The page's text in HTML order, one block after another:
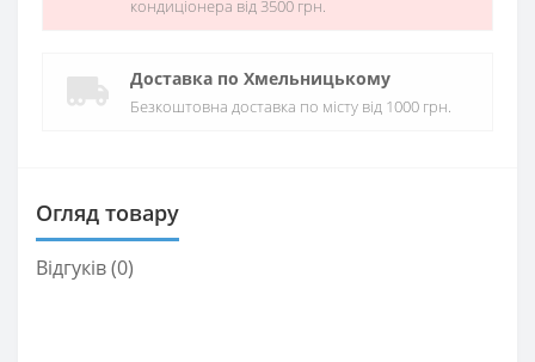
кондиціонера від 3500 грн.
Доставка по Хмельницькому
Безкоштовна доставка по місту від 1000 грн.
Огляд товару
Відгуків (0)